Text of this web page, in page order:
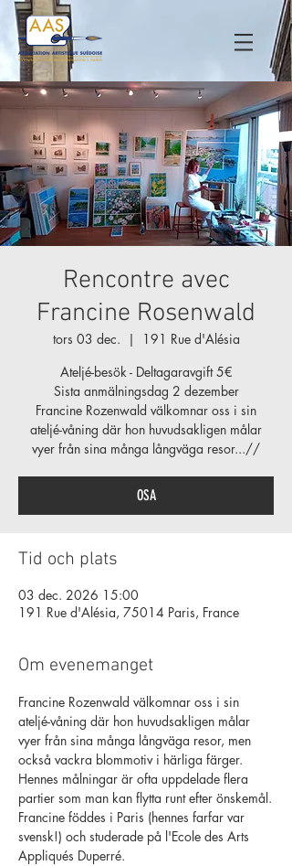
Rencontre avec
Francine Rosenwald
tors 03 dec.
  |
191 Rue d'Alésia
Ateljé-besök - Deltagaravgift 5€
Sista anmälningsdag 2 dezember
Francine Rozenwald välkomnar oss i sin
ateljé-våning där hon huvudsakligen målar
vyer från sina många långväga resor...//
OSA
Tid och plats
03 dec. 2026 15:00
191 Rue d'Alésia, 75014 Paris, France
Om evenemanget
Francine Rozenwald välkomnar oss i sin
ateljé-våning där hon huvudsakligen målar
vyer från sina många långväga resor, men
också vackra blommotiv i härliga färger.
Hennes målningar är ofta uppdelade flera
partier som man kan flytta runt efter önskemål.
Francine föddes i Paris (hennes farfar var
svensk!) och studerade på l'Ecole des Arts
Appliqués Duperré.